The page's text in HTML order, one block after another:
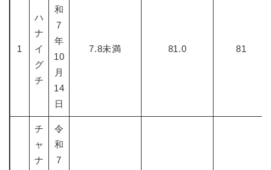
1
ハ
ナ
イ
グ
チ
和
7
年
10
月
14
日
7.8未満 81.0 81
チ
ャ
ナ
令
和
7